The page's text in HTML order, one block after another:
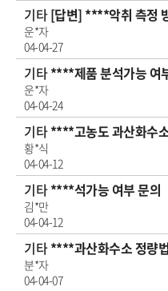
기타[답변] ****악취 측정
운*자
04-04-27
기타****제품 분석가능 여
운*자
04-04-24
기타****고농도 과산화수
황*식
04-04-12
기타****석가능 여부 문의
김*만
04-04-12
기타****과산화수소 정량법
분*자
04-04-07